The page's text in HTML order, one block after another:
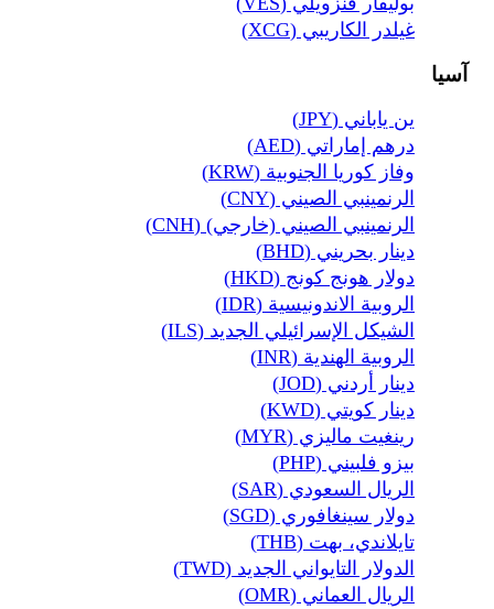
غيلدر الكاريبي (XCG)
آسيا
ين ياباني (JPY)
درهم إماراتي (AED)
وفاز كوريا الجنوبية (KRW)
الرنمينبي الصيني (CNY)
الرنمينبي الصيني (خارجي) (CNH)
دينار بحريني (BHD)
دولار هونج كونج (HKD)
الروبية الاندونيسية (IDR)
الشيكل الإسرائيلي الجديد (ILS)
الروبية الهندية (INR)
دينار أردني (JOD)
دينار كويتي (KWD)
رينغيت ماليزي (MYR)
بيزو فلبيني (PHP)
الريال السعودي (SAR)
دولار سينغافوري (SGD)
تايلاندي، بهت (THB)
الدولار التايواني الجديد (TWD)
الريال العماني (OMR)